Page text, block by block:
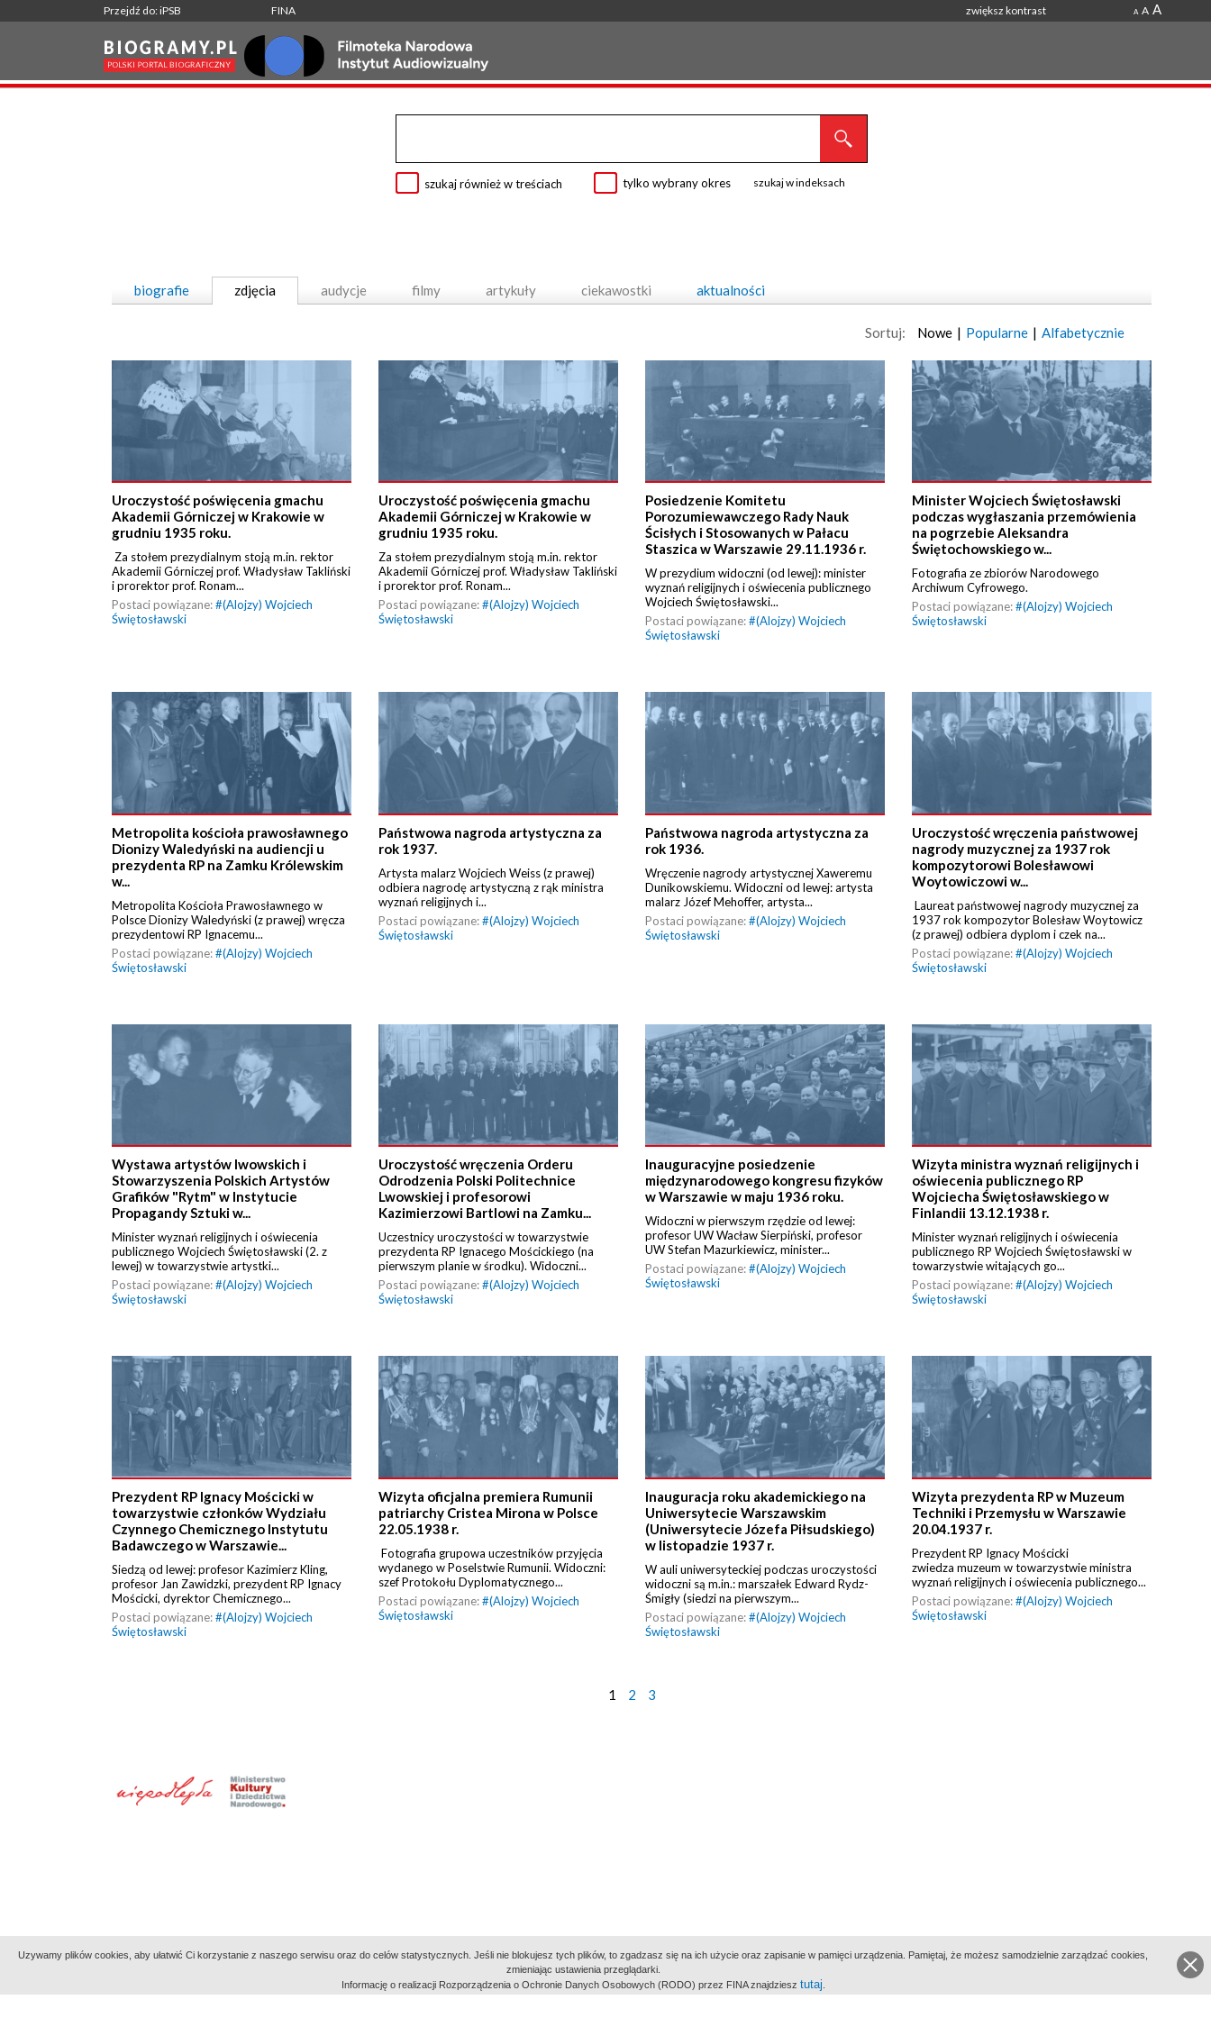
Przejdź do: iPSB FINA zwiększ kontrast A A A
szukaj również w treściach tylko wybrany okres szukaj w indeksach
biografie zdjęcia audycje filmy artykuły ciekawostki aktualności
Sortuj: Nowe | Popularne | Alfabetycznie
Uroczystość poświęcenia gmachu
Akademii Górniczej w Krakowie w
grudniu 1935 roku.
Za stołem prezydialnym stoją m.in. rektor
Akademii Górniczej prof. Władysław Takliński
i prorektor prof. Ronam...
Postaci powiązane:#(Alojzy) Wojciech
Świętosławski
Uroczystość poświęcenia gmachu
Akademii Górniczej w Krakowie w
grudniu 1935 roku.
Za stołem prezydialnym stoją m.in. rektor
Akademii Górniczej prof. Władysław Takliński
i prorektor prof. Ronam...
Postaci powiązane:#(Alojzy) Wojciech
Świętosławski
Posiedzenie Komitetu
Porozumiewawczego Rady Nauk
Ścisłych i Stosowanych w Pałacu
Staszica w Warszawie 29.11.1936 r.
W prezydium widoczni (od lewej): minister
wyznań religijnych i oświecenia publicznego
Wojciech Świętosławski...
Postaci powiązane:#(Alojzy) Wojciech
Świętosławski
Minister Wojciech Świętosławski
podczas wygłaszania przemówienia
na pogrzebie Aleksandra
Świętochowskiego w...
Fotografia ze zbiorów Narodowego
Archiwum Cyfrowego.
Postaci powiązane:#(Alojzy) Wojciech
Świętosławski
Metropolita kościoła prawosławnego
Dionizy Waledyński na audiencji u
prezydenta RP na Zamku Królewskim
w...
Metropolita Kościoła Prawosławnego w
Polsce Dionizy Waledyński (z prawej) wręcza
prezydentowi RP Ignacemu...
Postaci powiązane:#(Alojzy) Wojciech
Świętosławski
Państwowa nagroda artystyczna za
rok 1937.
Artysta malarz Wojciech Weiss (z prawej)
odbiera nagrodę artystyczną z rąk ministra
wyznań religijnych i...
Postaci powiązane:#(Alojzy) Wojciech
Świętosławski
Państwowa nagroda artystyczna za
rok 1936.
Wręczenie nagrody artystycznej Xaweremu
Dunikowskiemu. Widoczni od lewej: artysta
malarz Józef Mehoffer, artysta...
Postaci powiązane:#(Alojzy) Wojciech
Świętosławski
Uroczystość wręczenia państwowej
nagrody muzycznej za 1937 rok
kompozytorowi Bolesławowi
Woytowiczowi w...
Laureat państwowej nagrody muzycznej za
1937 rok kompozytor Bolesław Woytowicz
(z prawej) odbiera dyplom i czek na...
Postaci powiązane:#(Alojzy) Wojciech
Świętosławski
Wystawa artystów lwowskich i
Stowarzyszenia Polskich Artystów
Grafików "Rytm" w Instytucie
Propagandy Sztuki w...
Minister wyznań religijnych i oświecenia
publicznego Wojciech Świętosławski (2. z
lewej) w towarzystwie artystki...
Postaci powiązane:#(Alojzy) Wojciech
Świętosławski
Uroczystość wręczenia Orderu
Odrodzenia Polski Politechnice
Lwowskiej i profesorowi
Kazimierzowi Bartlowi na Zamku...
Uczestnicy uroczystości w towarzystwie
prezydenta RP Ignacego Mościckiego (na
pierwszym planie w środku). Widoczni...
Postaci powiązane:#(Alojzy) Wojciech
Świętosławski
Inauguracyjne posiedzenie
międzynarodowego kongresu fizyków
w Warszawie w maju 1936 roku.
Widoczni w pierwszym rzędzie od lewej:
profesor UW Wacław Sierpiński, profesor
UW Stefan Mazurkiewicz, minister...
Postaci powiązane:#(Alojzy) Wojciech
Świętosławski
Wizyta ministra wyznań religijnych i
oświecenia publicznego RP
Wojciecha Świętosławskiego w
Finlandii 13.12.1938 r.
Minister wyznań religijnych i oświecenia
publicznego RP Wojciech Świętosławski w
towarzystwie witających go...
Postaci powiązane:#(Alojzy) Wojciech
Świętosławski
Prezydent RP Ignacy Mościcki w
towarzystwie członków Wydziału
Czynnego Chemicznego Instytutu
Badawczego w Warszawie...
Siedzą od lewej: profesor Kazimierz Kling,
profesor Jan Zawidzki, prezydent RP Ignacy
Mościcki, dyrektor Chemicznego...
Postaci powiązane:#(Alojzy) Wojciech
Świętosławski
Wizyta oficjalna premiera Rumunii
patriarchy Cristea Mirona w Polsce
22.05.1938 r.
Fotografia grupowa uczestników przyjęcia
wydanego w Poselstwie Rumunii. Widoczni:
szef Protokołu Dyplomatycznego...
Postaci powiązane:#(Alojzy) Wojciech
Świętosławski
Inauguracja roku akademickiego na
Uniwersytecie Warszawskim
(Uniwersytecie Józefa Piłsudskiego)
w listopadzie 1937 r.
W auli uniwersyteckiej podczas uroczystości
widoczni są m.in.: marszałek Edward Rydz-
Śmigły (siedzi na pierwszym...
Postaci powiązane:#(Alojzy) Wojciech
Świętosławski
Wizyta prezydenta RP w Muzeum
Techniki i Przemysłu w Warszawie
20.04.1937 r.
Prezydent RP Ignacy Mościcki
zwiedza muzeum w towarzystwie ministra
wyznań religijnych i oświecenia publicznego...
Postaci powiązane:#(Alojzy) Wojciech
Świętosławski
1 2 3
Indeksy: aktywności alfabetyczny tematyczny miejsc
Uzywamy plików cookies, aby ułatwić Ci korzystanie z naszego serwisu oraz do celów statystycznych. Jeśli nie blokujesz tych plików, to zgadzasz się na ich użycie oraz zapisanie w pamięci urządzenia. Pamiętaj, że możesz samodzielnie zarządzać cookies,
zmieniając ustawienia przeglądarki.
Informację o realizacji Rozporządzenia o Ochronie Danych Osobowych (RODO) przez FINA znajdziesz tutaj